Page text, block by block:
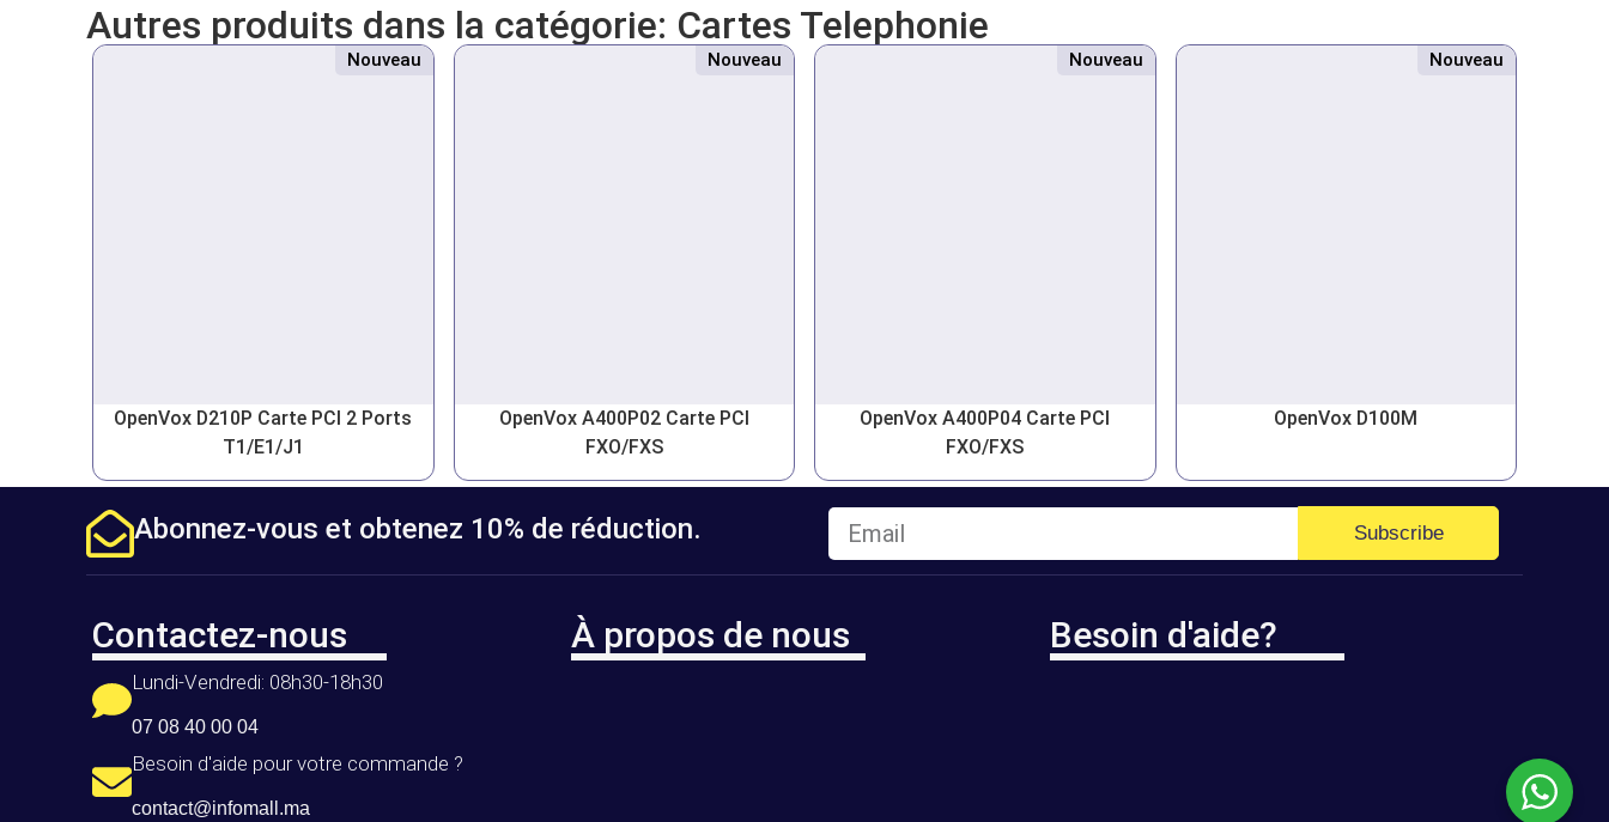
Autres produits dans la catégorie: Cartes Telephonie
Nouveau
OpenVox D210P Carte PCI 2 Ports
T1/E1/J1
Nouveau
OpenVox A400P02 Carte PCI
FXO/FXS
Nouveau
OpenVox A400P04 Carte PCI
FXO/FXS
Nouveau
OpenVox D100M
Abonnez-vous et obtenez 10% de réduction. Subscribe
Contactez-nous
Lundi-Vendredi: 08h30-18h30
07 08 40 00 04
Besoin d'aide pour votre commande ?
contact@infomall.ma
À propos de nous Besoin d'aide?